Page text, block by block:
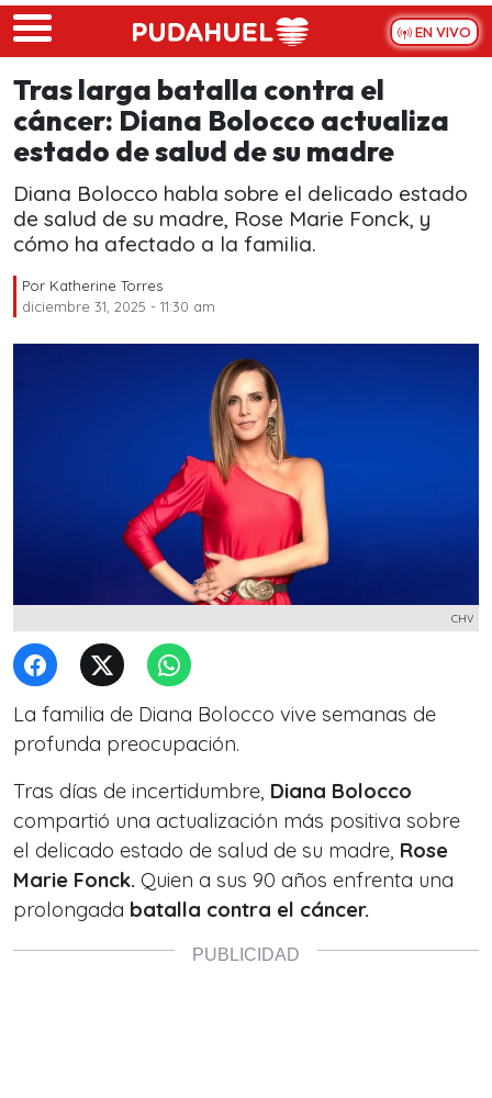
Skip to main content
EN VIVO
Tras larga batalla contra el
cáncer: Diana Bolocco actualiza
estado de salud de su madre
Diana Bolocco habla sobre el delicado estado
de salud de su madre, Rose Marie Fonck, y
cómo ha afectado a la familia.
Por Katherine Torres
diciembre 31, 2025 - 11:30 am
CHV
La familia de Diana Bolocco vive semanas de
profunda preocupación.
Tras días de incertidumbre, Diana Bolocco
compartió una actualización más positiva sobre
el delicado estado de salud de su madre, Rose
Marie Fonck. Quien a sus 90 años enfrenta una
prolongada batalla contra el cáncer.